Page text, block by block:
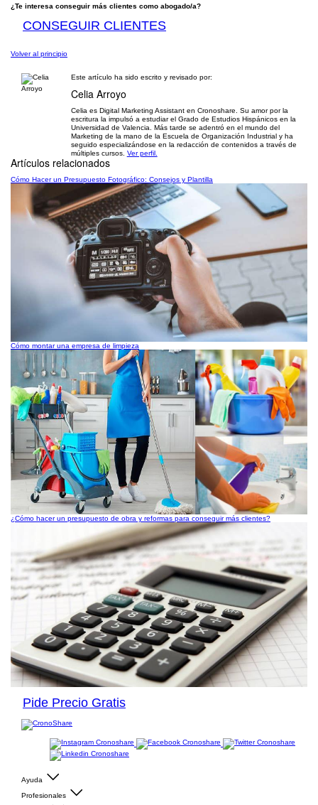
¿Te interesa conseguir más clientes como abogado/a?
CONSEGUIR CLIENTES
Volver al principio
Este artículo ha sido escrito y revisado por:
Celia Arroyo
Celia es Digital Marketing Assistant en Cronoshare. Su amor por la
escritura la impulsó a estudiar el Grado de Estudios Hispánicos en la
Universidad de Valencia. Más tarde se adentró en el mundo del
Marketing de la mano de la Escuela de Organización Industrial y ha
seguido especializándose en la redacción de contenidos a través de
múltiples cursos. Ver perfil.
Artículos relacionados
Cómo Hacer un Presupuesto Fotográfico: Consejos y Plantilla
Cómo montar una empresa de limpieza
¿Cómo hacer un presupuesto de obra y reformas para conseguir más clientes?
Pide Precio Gratis
Ayuda
Profesionales